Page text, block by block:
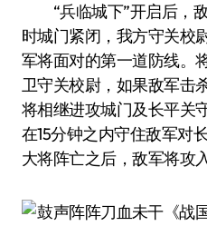
“兵临城下”开启后，
时城门紧闭，我方守关校
军将面对的第一道防线。
卫守关校尉，如果敌军击
将相继进攻城门及长平关
在15分钟之内守住敌军对
大将阵亡之后，敌军将攻